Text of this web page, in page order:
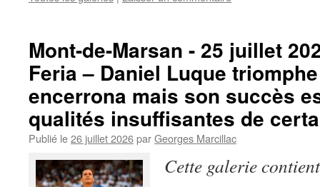
Mont-de-Marsan - 25 juillet
Feria – Daniel Luque
encerrona mais son succès
qualités insuffisantes de
Publié le26 juillet 2026parGeorges Marcillac
Cette galerie